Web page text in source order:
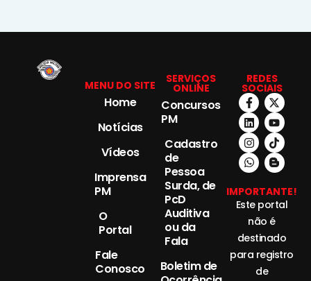
MENU DO SITE
Home
Notícias
Vídeos
Imprensa
PM
O
Portal
Fale
Conosco
SERVIÇOS
ONLINE
Concursos
PM
Cadastro
de
Pessoa
Surda, de
PcD
Auditiva
ou da
Fala
Boletim de
REDES
SOCIAIS
IMPORTANTE!
Este portal
não é
destinado
para registro
de